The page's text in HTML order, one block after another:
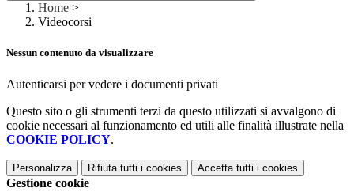
Home >
Videocorsi
Nessun contenuto da visualizzare
Autenticarsi per vedere i documenti privati
Questo sito o gli strumenti terzi da questo utilizzati si avvalgono di
cookie necessari al funzionamento ed utili alle finalità illustrate nella
COOKIE POLICY.
Personalizza Rifiuta tutti i cookies Accetta tutti i cookies
Gestione cookie